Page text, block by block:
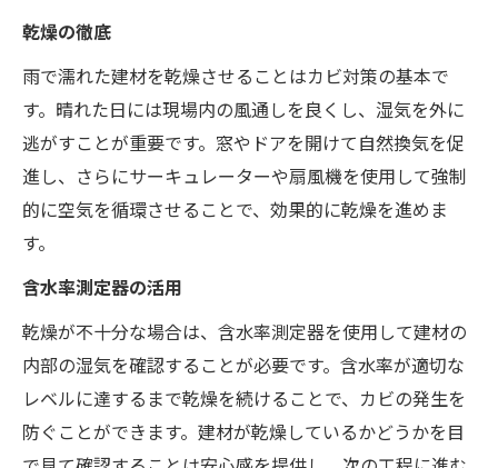
乾燥の徹底
雨で濡れた建材を乾燥させることはカビ対策の基本で
す。晴れた日には現場内の風通しを良くし、湿気を外に
逃がすことが重要です。窓やドアを開けて自然換気を促
進し、さらにサーキュレーターや扇風機を使用して強制
的に空気を循環させることで、効果的に乾燥を進めま
す。
含水率測定器の活用
乾燥が不十分な場合は、含水率測定器を使用して建材の
内部の湿気を確認することが必要です。含水率が適切な
レベルに達するまで乾燥を続けることで、カビの発生を
防ぐことができます。建材が乾燥しているかどうかを目